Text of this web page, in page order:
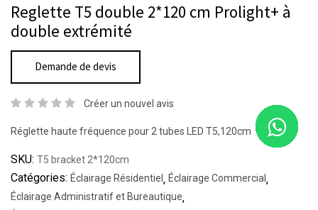
Reglette T5 double 2*120 cm Prolight+ à
double extrémité
Demande de devis
Créer un nouvel avis
Réglette haute fréquence pour 2 tubes LED T5,120cm
SKU: T5 bracket 2*120cm
Catégories: Éclairage Résidentiel , Éclairage Commercial ,
Éclairage Administratif et Bureautique,